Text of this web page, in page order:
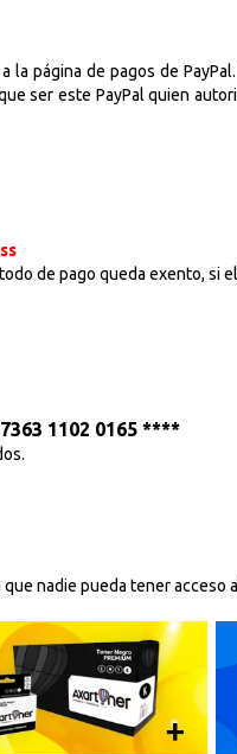
la página de pagos de
ser este PayPal quien
de pago queda exento, si
1102 0165 ****
nadie pueda tener acceso